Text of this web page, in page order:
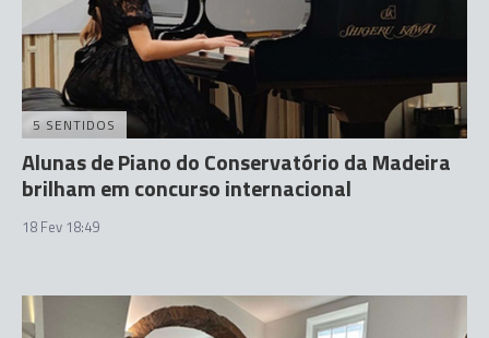
5 SENTIDOS
Alunas de Piano do Conservatório da Madeira
brilham em concurso internacional
18 Fev 18:49